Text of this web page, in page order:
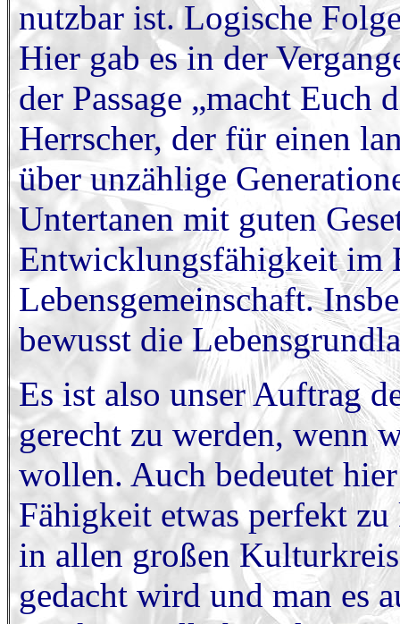
nutzbar ist. Logische
Hier gab es in der
der Passage „macht Euch
Herrscher, der für einen
über unzählige
Untertanen mit guten
Entwicklungsfähigkeit im
Lebensgemeinschaft.
bewusst die
Es ist also unser Auftrag
gerecht zu werden, wenn
wollen. Auch bedeutet
Fähigkeit etwas perfekt zu
in allen großen
gedacht wird und man es